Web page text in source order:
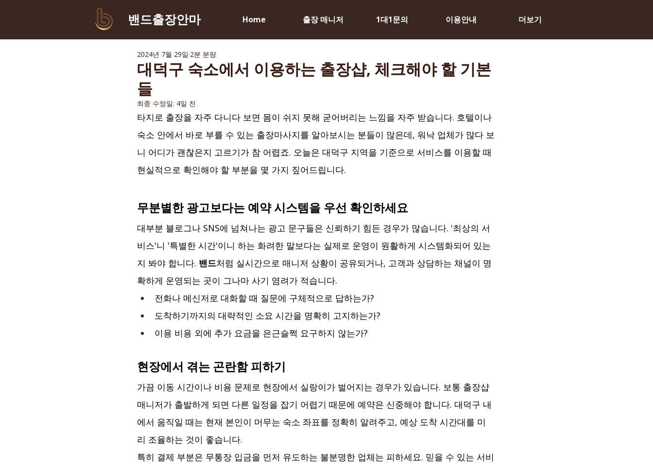
​밴드출장안마 Home 출장 매니저 1대1문의 이용안내 더보기
대덕구 숙소에서 이용하는 출장샵, 체크해야 할 기본
들
2024년 7월 29일 2분 분량
최종 수정일: 4일 전
타지로 출장을 자주 다니다 보면 몸이 쉬지 못해 굳어버리는 느낌을 자주 받습니다. 호텔이나
숙소 안에서 바로 부를 수 있는 출장마사지를 알아보시는 분들이 많은데, 워낙 업체가 많다 보
니 어디가 괜찮은지 고르기가 참 어렵죠. 오늘은 대덕구 지역을 기준으로 서비스를 이용할 때
현실적으로 확인해야 할 부분을 몇 가지 짚어드립니다.
무분별한 광고보다는 예약 시스템을 우선 확인하세요
대부분 블로그나 SNS에 넘쳐나는 광고 문구들은 신뢰하기 힘든 경우가 많습니다. '최상의 서
비스'니 '특별한 시간'이니 하는 화려한 말보다는 실제로 운영이 원활하게 시스템화되어 있는
지 봐야 합니다. 밴드처럼 실시간으로 매니저 상황이 공유되거나, 고객과 상담하는 채널이 명
확하게 운영되는 곳이 그나마 사기 염려가 적습니다.
전화나 메신저로 대화할 때 질문에 구체적으로 답하는가?
도착하기까지의 대략적인 소요 시간을 명확히 고지하는가?
이용 비용 외에 추가 요금을 은근슬쩍 요구하지 않는가?
현장에서 겪는 곤란함 피하기
가끔 이동 시간이나 비용 문제로 현장에서 실랑이가 벌어지는 경우가 있습니다. 보통 출장샵
매니저가 출발하게 되면 다른 일정을 잡기 어렵기 때문에 예약은 신중해야 합니다. 대덕구 내
에서 움직일 때는 현재 본인이 머무는 숙소 좌표를 정확히 알려주고, 예상 도착 시간대를 미
리 조율하는 것이 좋습니다.
특히 결제 부분은 무통장 입금을 먼저 유도하는 불분명한 업체는 피하세요. 믿을 수 있는 서비